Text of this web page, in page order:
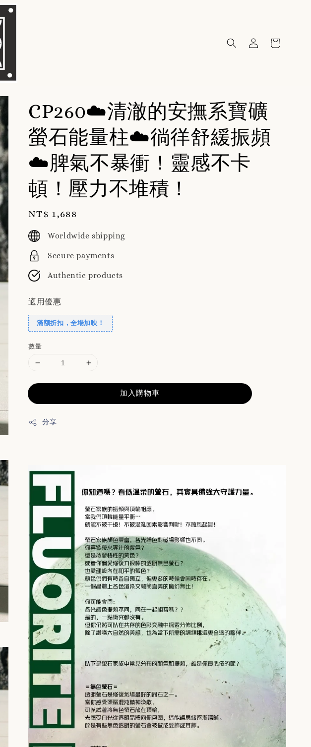
CP260☁️清澈的安撫系寶礦
螢石能量柱☁️徜徉舒緩振頻
☁️脾氣不暴衝！靈感不卡
頓！壓力不堆積！
Regular
price
NT$ 1,688
Worldwide shipping
Secure payments
Authentic products
適用優惠
滿額折扣，全場加映！
數量
加入購物車
分享